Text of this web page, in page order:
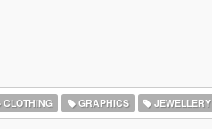
CLOTHING GRAPHICS JEWELLERY